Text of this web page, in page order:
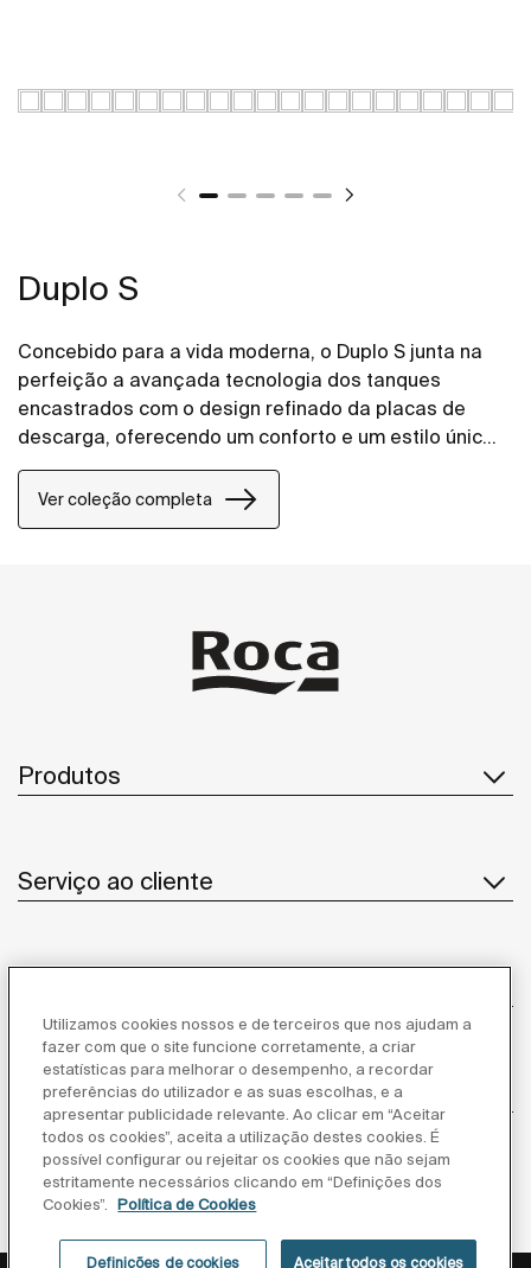
Duplo S
Concebido para a vida moderna, o Duplo S junta na
perfeição a avançada tecnologia dos tanques
encastrados com o design refinado da placas de
descarga, oferecendo um conforto e um estilo únicos
a qualquer projeto de casa de banho.
Ver coleção completa
Produtos
Serviço ao cliente
Inspiração
Siga-nos
Utilizamos cookies nossos e de terceiros que nos ajudam a
fazer com que o site funcione corretamente, a criar
estatísticas para melhorar o desempenho, a recordar
preferências do utilizador e as suas escolhas, e a
apresentar publicidade relevante. Ao clicar em “Aceitar
todos os cookies”, aceita a utilização destes cookies. É
possível configurar ou rejeitar os cookies que não sejam
estritamente necessários clicando em “Definições dos
Cookies”.
Política de Cookies
Definições de cookies Aceitar todos os cookies